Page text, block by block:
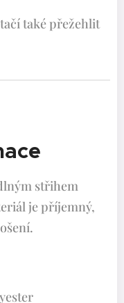
také přežehlit
střihem
je příjemný,